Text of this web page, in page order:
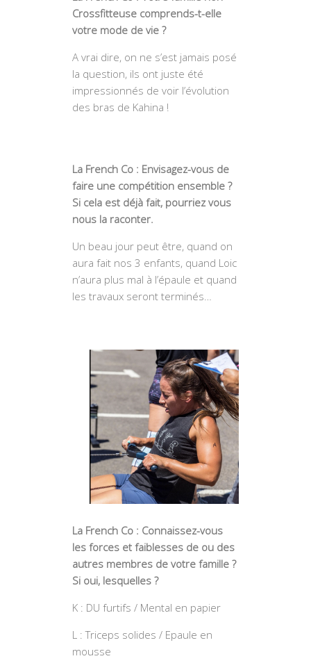
Crossfitteuse comprends-t-elle
votre mode de vie ?
A vrai dire, on ne s’est jamais posé
la question, ils ont juste été
impressionnés de voir l’évolution
des bras de Kahina !
La French Co : Envisagez-vous de
faire une compétition ensemble ?
Si cela est déjà fait, pourriez vous
nous la raconter.
Un beau jour peut être, quand on
aura fait nos 3 enfants, quand Loic
n’aura plus mal à l’épaule et quand
les travaux seront terminés…
La French Co : Connaissez-vous
les forces et faiblesses de ou des
autres membres de votre famille ?
Si oui, lesquelles ?
K : DU furtifs / Mental en papier
L : Triceps solides / Epaule en
mousse